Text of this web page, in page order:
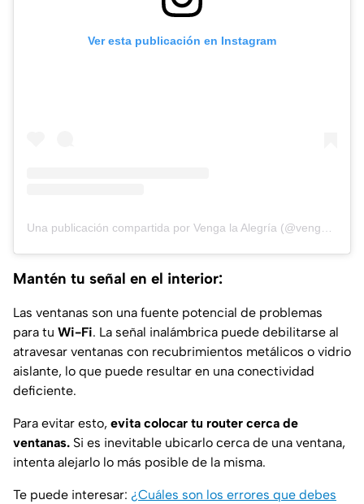
Ver esta publicación en Instagram
Mantén tu señal en el interior:
Las ventanas son una fuente potencial de problemas
para tu Wi-Fi. La señal inalámbrica puede debilitarse al
atravesar ventanas con recubrimientos metálicos o vidrio
aislante, lo que puede resultar en una conectividad
deficiente.
Para evitar esto, evita colocar tu router cerca de
ventanas. Si es inevitable ubicarlo cerca de una ventana,
intenta alejarlo lo más posible de la misma.
Te puede interesar: ¿Cuáles son los errores que debes